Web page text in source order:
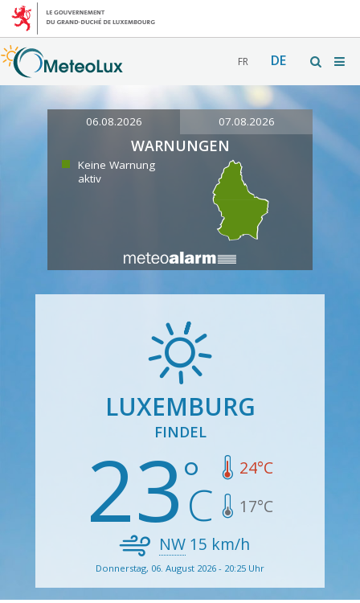
FR DE
06.08.2026 07.08.2026
WARNUNGEN
Keine Warnung
aktiv
LUXEMBURG
FINDEL
23 24°C
17°C
NW15 km/h
Donnerstag, 06. August 2026 - 20:25 Uhr